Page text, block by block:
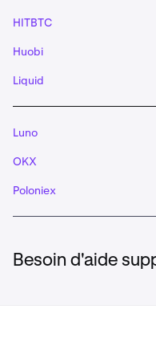
HITBTC
Huobi
Liquid
Luno
OKX
Poloniex
Besoin d'aide